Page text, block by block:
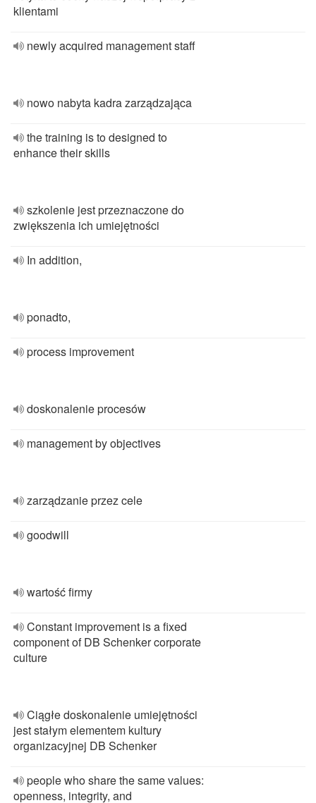
klientami
newly acquired management staff
nowo nabyta kadra zarządzająca
the training is to designed to
enhance their skills
szkolenie jest przeznaczone do
zwiększenia ich umiejętności
In addition,
ponadto,
process improvement
doskonalenie procesów
management by objectives
zarządzanie przez cele
goodwill
wartość firmy
Constant improvement is a fixed
component of DB Schenker corporate
culture
Ciągłe doskonalenie umiejętności
jest stałym elementem kultury
organizacyjnej DB Schenker
people who share the same values:
openness, integrity, and